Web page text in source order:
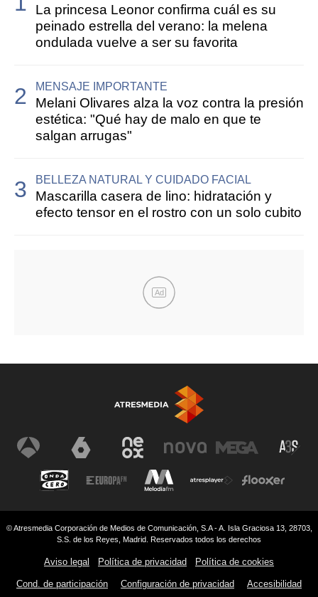
La princesa Leonor confirma cuál es su
peinado estrella del verano: la melena
ondulada vuelve a ser su favorita
MENSAJE IMPORTANTE
Melani Olivares alza la voz contra la presión
estética: "Qué hay de malo en que te
salgan arrugas"
BELLEZA NATURAL Y CUIDADO FACIAL
Mascarilla casera de lino: hidratación y
efecto tensor en el rostro con un solo cubito
Ad
© Atresmedia Corporación de Medios de Comunicación, S.A - A. Isla Graciosa 13, 28703,
S.S. de los Reyes, Madrid. Reservados todos los derechos
Aviso legal Política de privacidad Política de cookies
Cond. de participación Configuración de privacidad Accesibilidad